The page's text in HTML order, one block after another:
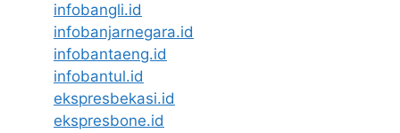
infobangli.id
infobanjarnegara.id
infobantaeng.id
infobantul.id
ekspresbekasi.id
ekspresbone.id